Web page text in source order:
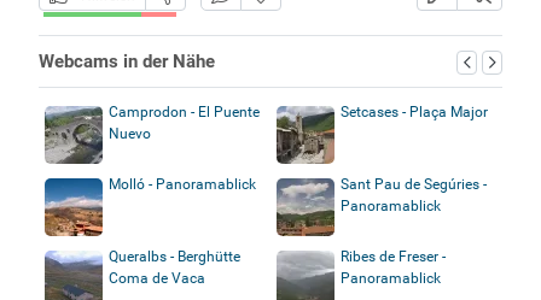
Webcams in der Nähe
Camprodon - El Puente
Nuevo
Setcases - Plaça Major
Molló - Panoramablick
Sant Pau de Segúries -
Panoramablick
Queralbs - Berghütte
Coma de Vaca
Ribes de Freser -
Panoramablick